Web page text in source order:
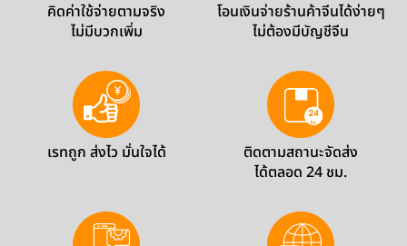
คิดค่าใช้จ่ายตามจริง
ไม่มีบวกเพิ่ม
โอนเงินจ่ายร้านค้าจีนได้ง่ายๆ
ไม่ต้องมีบัญชีจีน
เรทถูก ส่งไว มั่นใจได้
ติดตามสถานะจัดส่ง
ได้ตลอด 24 ชม.